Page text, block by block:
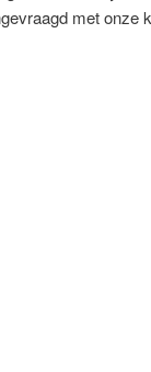
met onze